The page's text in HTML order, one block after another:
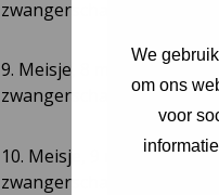
We
om ons
voor
zwangerschapsduur 42
9. Meisje, 8 maanden,
zwangerschapsduur à
10. Meisje, 9 maanden,
zwangerschapsduur 39